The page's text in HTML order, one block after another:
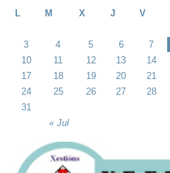
L
M X J V
« Jul
3
4 5 6 7
10
11 12 13 14
17
18 19 20 21
24
25 26 27 28
31